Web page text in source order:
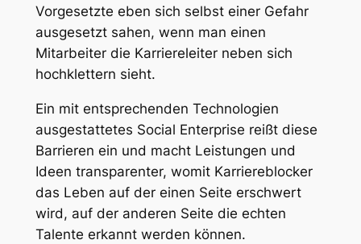
Vorgesetzte eben sich selbst einer Gefahr
ausgesetzt sahen, wenn man einen
Mitarbeiter die Karriereleiter neben sich
hochklettern sieht.
Ein mit entsprechenden Technologien
ausgestattetes Social Enterprise reißt diese
Barrieren ein und macht Leistungen und
Ideen transparenter, womit Karriereblocker
das Leben auf der einen Seite erschwert
wird, auf der anderen Seite die echten
Talente erkannt werden können.